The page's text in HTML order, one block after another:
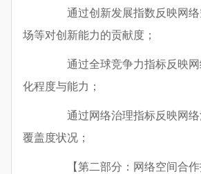
通过创新发展指数反映网络
场等对创新能力的贡献度；
通过全球竞争力指标反映网
化程度与能力；
通过网络治理指标反映网络
覆盖度状况；
【第二部分：网络空间合作